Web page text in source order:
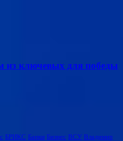
из ключевых для победы
БРИКС Банки Бизнес ВСУ Владимир